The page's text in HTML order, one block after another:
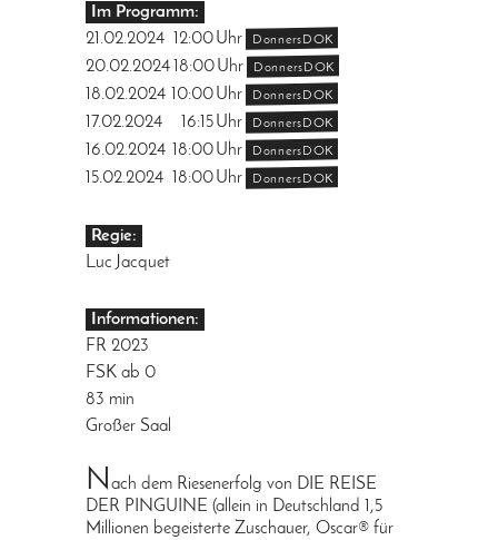
Im Programm:
21.02.2024
12:00Uhr DonnersDOK
20.02.2024 18:00Uhr DonnersDOK
18.02.2024 10:00Uhr DonnersDOK
17.02.2024 16:15Uhr DonnersDOK
16.02.2024 18:00Uhr DonnersDOK
15.02.2024 18:00Uhr DonnersDOK
Regie:
Luc Jacquet
Informationen:
FR 2023
FSK ab 0
83 min
Großer Saal
Nach dem Riesenerfolg von DIE REISE
DER PINGUINE (allein in Deutschland 1,5
Millionen begeisterte Zuschauer, Oscar® für